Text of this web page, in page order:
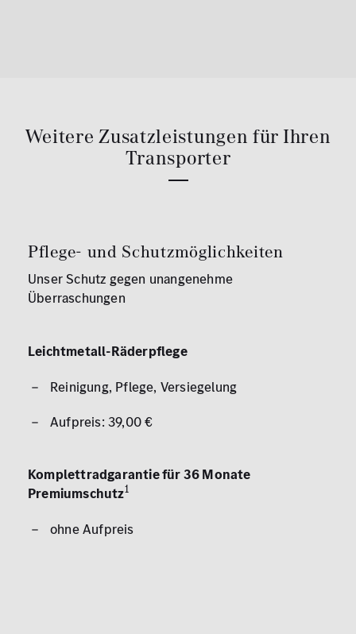
Weitere Zusatzleistungen für Ihren
Transporter
Pflege- und Schutzmöglichkeiten
Unser Schutz gegen unangenehme
Überraschungen
Leichtmetall-Räderpflege
Reinigung, Pflege, Versiegelung
Aufpreis: 39,00 €
Komplettradgarantie für 36 Monate
Premiumschutz1
ohne Aufpreis